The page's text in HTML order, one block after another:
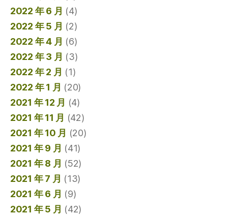
2022 年 6 月 (4)
2022 年 5 月 (2)
2022 年 4 月 (6)
2022 年 3 月 (3)
2022 年 2 月 (1)
2022 年 1 月 (20)
2021 年 12 月 (4)
2021 年 11 月 (42)
2021 年 10 月 (20)
2021 年 9 月 (41)
2021 年 8 月 (52)
2021 年 7 月 (13)
2021 年 6 月 (9)
2021 年 5 月 (42)